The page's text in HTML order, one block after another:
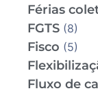
Férias
FGTS (8)
Fisco (5)
Fluxo de